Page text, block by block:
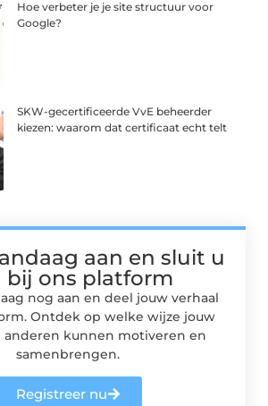
Hoe verbeter je je site structuur voor
Google?
SKW-gecertificeerde VvE beheerder
kiezen: waarom dat certificaat echt telt
aan en sluit u
bij ons platform
nog aan en deel jouw verhaal
Ontdek op welke wijze jouw
anderen kunnen motiveren en
samenbrengen.
Registreer nu